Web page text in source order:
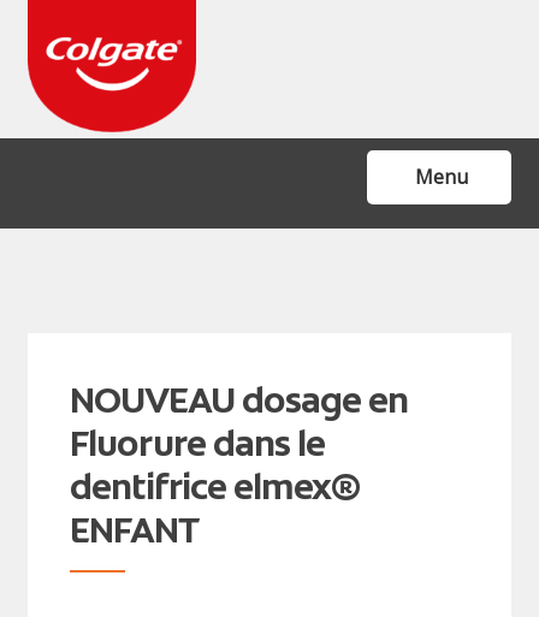
navigation
content
Menu
Accueil
FAQ
FAQ
NOUVEAU dosage en
Fluorure dans le
dentifrice elmex®
ENFANT